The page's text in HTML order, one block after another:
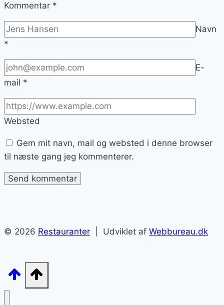
Kommentar *
Navn
*
E-
mail *
Websted
Gem mit navn, mail og websted i denne browser
til næste gang jeg kommenterer.
© 2026 Restauranter | Udviklet af Webbureau.dk